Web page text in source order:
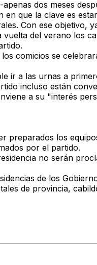
dos meses
en que la clave es
Con ese objetivo,
del verano los
comicios se
ir a las urnas a
incluso están
a su "interés
preparados los
por el partido.
no serán
de los
de provincia,